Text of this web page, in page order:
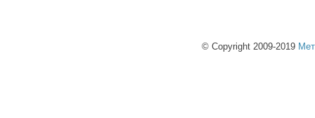
© Copyright 2009-2019